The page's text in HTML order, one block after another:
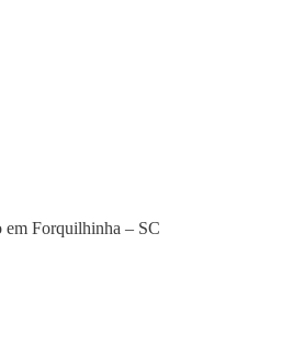
Forquilhinha – SC